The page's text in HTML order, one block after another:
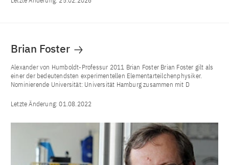
Brian Foster
Alexander von Humboldt-Professur 2011 Brian Foster Brian Foster gilt als
einer der bedeutendsten experimentellen Elementarteilchenphysiker.
Nominierende Universität: Universität Hamburg zusammen mit D
Letzte Änderung:01.08.2022